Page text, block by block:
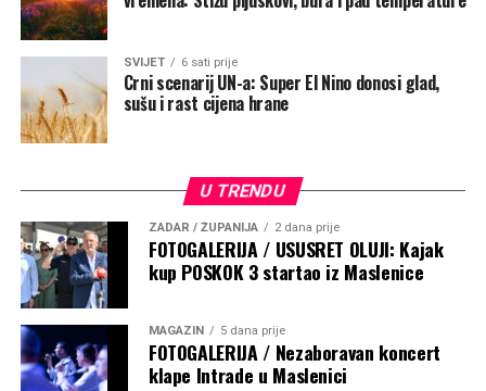
SVIJET 6 sati prije
Crni scenarij UN-a: Super El Nino donosi glad,
sušu i rast cijena hrane
U TRENDU
ZADAR / ŽUPANIJA 2 dana prije
FOTOGALERIJA / USUSRET OLUJI: Kajak
kup POSKOK 3 startao iz Maslenice
MAGAZIN 5 dana prije
FOTOGALERIJA / Nezaboravan koncert
klape Intrade u Maslenici